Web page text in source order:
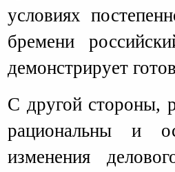
условиях
бремени
демонстрирует
С другой стороны,
рациональны и
изменения